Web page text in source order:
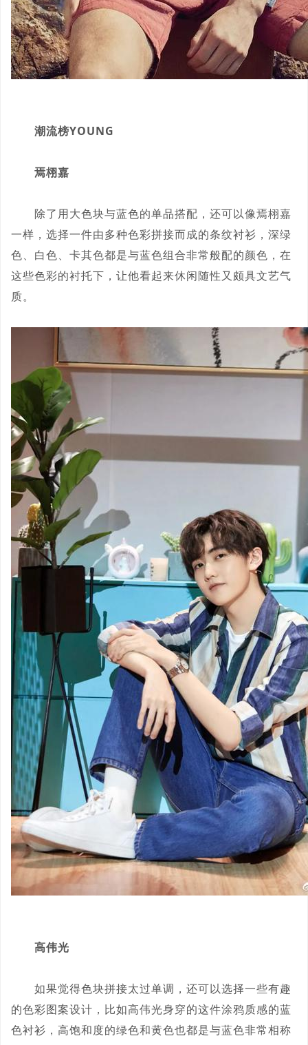
潮流榜YOUNG
焉栩嘉
除了用大色块与蓝色的单品搭配，还可以像焉栩嘉
一样，选择一件由多种色彩拼接而成的条纹衬衫，深绿
色、白色、卡其色都是与蓝色组合非常般配的颜色，在
这些色彩的衬托下，让他看起来休闲随性又颇具文艺气
质。
高伟光
如果觉得色块拼接太过单调，还可以选择一些有趣
的色彩图案设计，比如高伟光身穿的这件涂鸦质感的蓝
色衬衫，高饱和度的绿色和黄色也都是与蓝色非常相称